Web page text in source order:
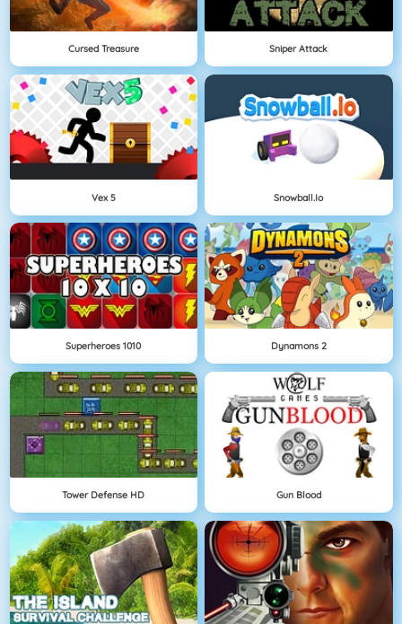
Cursed Treasure Sniper Attack
Vex 5 Snowball.io
Superheroes 1010 Dynamons 2
Tower Defense HD Gun Blood